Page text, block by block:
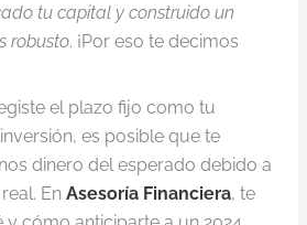
tu capital y construido un
robusto. ¡Por eso te decimos
el plazo fijo como tu
es posible que te
dinero del esperado debido a
En Asesoría Financiera, te